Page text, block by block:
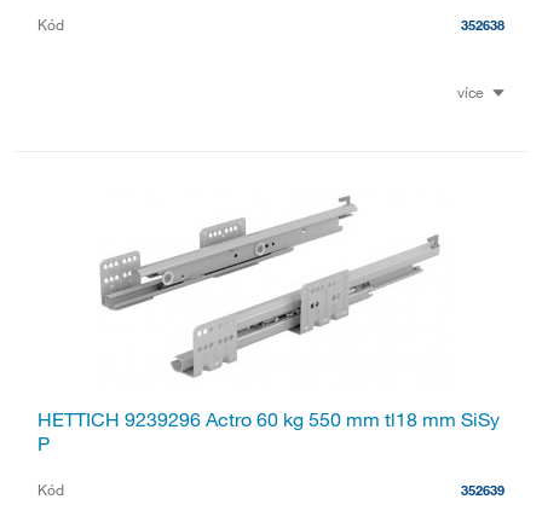
Kód 352638
více
HETTICH 9239296 Actro 60 kg 550 mm tl18 mm SiSy
P
Kód 352639